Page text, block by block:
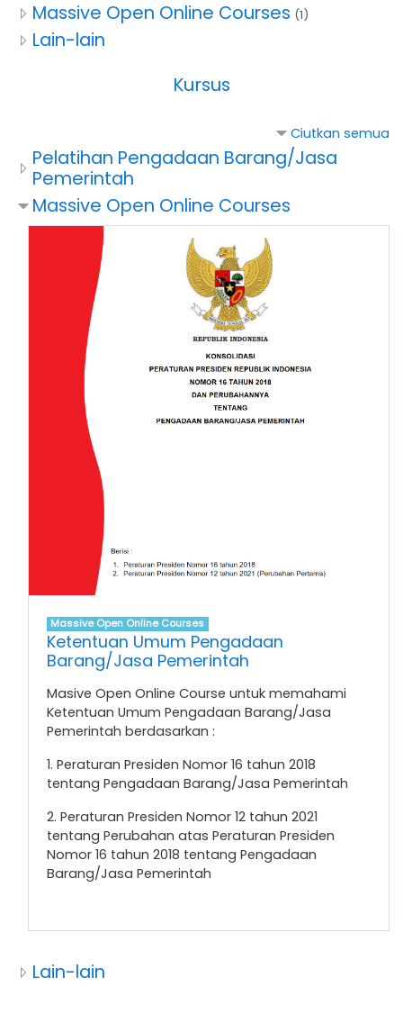
Massive Open Online Courses (1)
Lain-lain
Kursus
Ciutkan semua
Pelatihan Pengadaan Barang/Jasa
Pemerintah
Massive Open Online Courses
Massive Open Online Courses
Ketentuan Umum Pengadaan
Barang/Jasa Pemerintah
Masive Open Online Course untuk memahami
Ketentuan Umum Pengadaan Barang/Jasa
Pemerintah berdasarkan :
1. Peraturan Presiden Nomor 16 tahun 2018
tentang Pengadaan Barang/Jasa Pemerintah
2. Peraturan Presiden Nomor 12 tahun 2021
tentang Perubahan atas Peraturan Presiden
Nomor 16 tahun 2018 tentang Pengadaan
Barang/Jasa Pemerintah
Lain-lain